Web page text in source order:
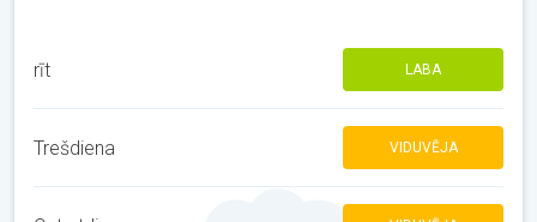
rīt LABA
Trešdiena VIDUVĒJA